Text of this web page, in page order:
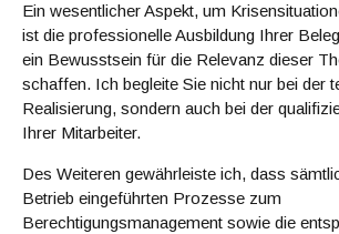
Ein wesentlicher Aspekt, um
ist die professionelle Ausbildung Ihrer
ein Bewusstsein für die Relevanz dieser
schaffen. Ich begleite Sie nicht nur bei der
Realisierung, sondern auch bei der
Ihrer Mitarbeiter.
Des Weiteren gewährleiste ich, dass
Betrieb eingeführten Prozesse zum
Berechtigungsmanagement sowie die